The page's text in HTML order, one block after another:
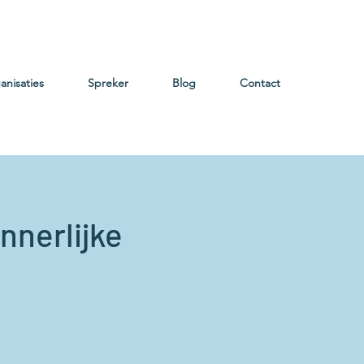
Spreker Blog Contact